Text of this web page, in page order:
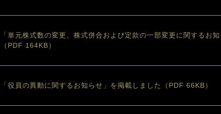
「単元株式数の変更、株式併合および定款の一部変更に関するお
（PDF 164KB）
「役員の異動に関するお知らせ」を掲載しました（PDF 66KB）